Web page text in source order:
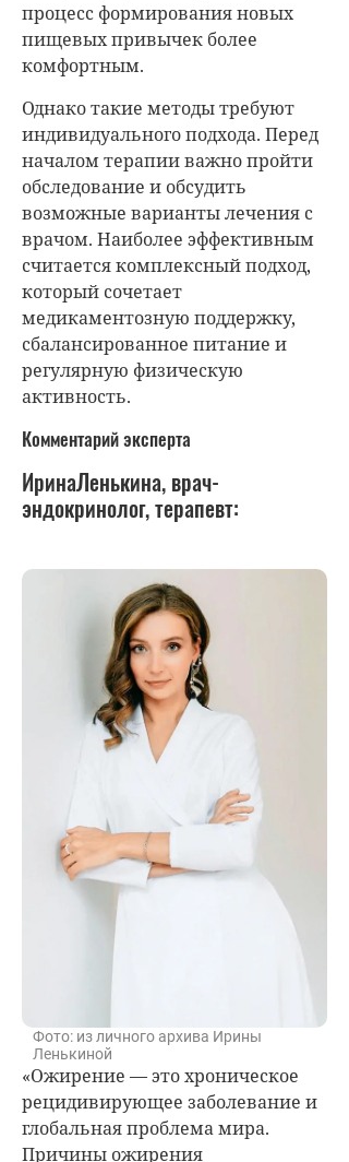
процесс формирования новых
пищевых привычек более
комфортным.
Однако такие методы требуют
индивидуального подхода. Перед
началом терапии важно пройти
обследование и обсудить
возможные варианты лечения с
врачом. Наиболее эффективным
считается комплексный подход,
который сочетает
медикаментозную поддержку,
сбалансированное питание и
регулярную физическую
активность.
Комментарий эксперта
ИринаЛенькина, врач-
эндокринолог, терапевт:
Фото: из личного архива Ирины
Ленькиной
«Ожирение — это хроническое
рецидивирующее заболевание и
глобальная проблема мира.
Причины ожирения